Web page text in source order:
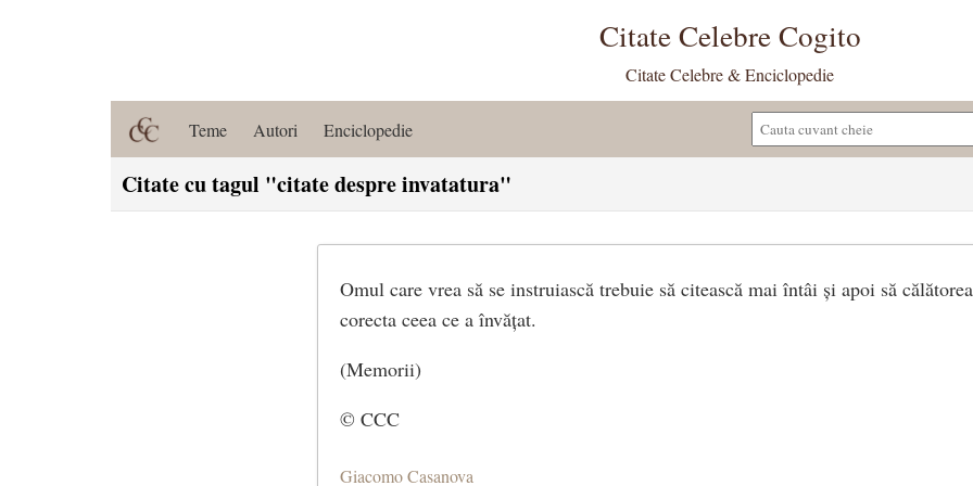
Citate Celebre Cogito
Citate Celebre & Enciclopedie
Teme Autori Enciclopedie
Citate cu tagul "citate despre invatatura"
Omul care vrea să se instruiască trebuie să citească mai întâi și apoi să
corecta ceea ce a învățat.
(Memorii)
© CCC
Giacomo Casanova